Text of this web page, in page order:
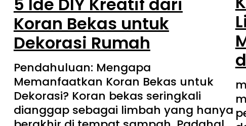
Koran Bekas untuk
Dekorasi Rumah
Pendahuluan: Mengapa
Memanfaatkan Koran Bekas untuk
Dekorasi? Koran bekas seringkali
dianggap sebagai limbah yang hanya